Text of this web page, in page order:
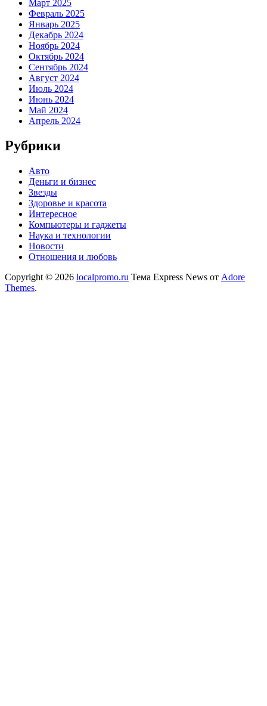
Март 2025
Февраль 2025
Январь 2025
Декабрь 2024
Ноябрь 2024
Октябрь 2024
Сентябрь 2024
Август 2024
Июль 2024
Июнь 2024
Май 2024
Апрель 2024
Рубрики
Авто
Деньги и бизнес
Звезды
Здоровье и красота
Интересное
Компьютеры и гаджеты
Наука и технологии
Новости
Отношения и любовь
Copyright © 2026 localpromo.ru Тема Express News от Adore
Themes.